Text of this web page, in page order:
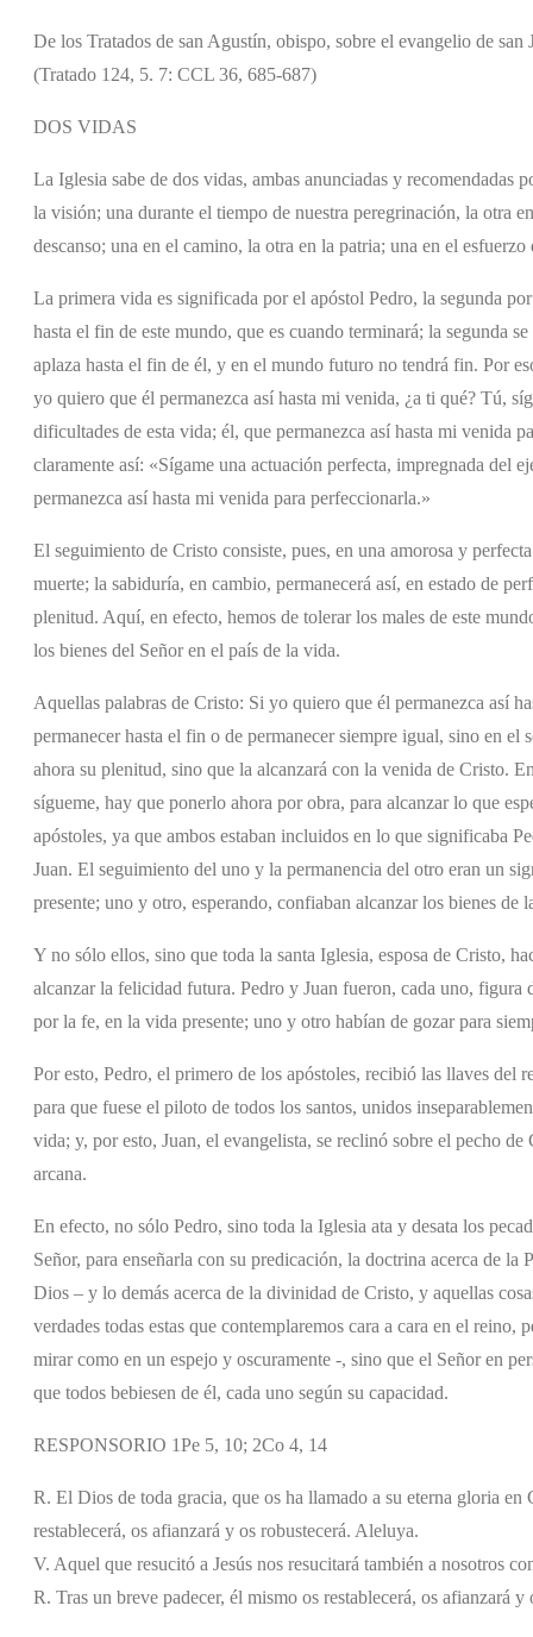
De los Tratados de san Agustín, obispo, sobre el evangelio de san
(Tratado 124, 5. 7: CCL 36, 685-687)
DOS VIDAS
La Iglesia sabe de dos vidas, ambas anunciadas y recomendadas
la visión; una durante el tiempo de nuestra peregrinación, la otra
descanso; una en el camino, la otra en la patria; una en el
La primera vida es significada por el apóstol Pedro, la segunda
hasta el fin de este mundo, que es cuando terminará; la segunda
aplaza hasta el fin de él, y en el mundo futuro no tendrá fin. Por
yo quiero que él permanezca así hasta mi venida, ¿a ti qué? Tú,
dificultades de esta vida; él, que permanezca así hasta mi venida
claramente así: «Sígame una actuación perfecta, impregnada del
permanezca así hasta mi venida para perfeccionarla.»
El seguimiento de Cristo consiste, pues, en una amorosa y
muerte; la sabiduría, en cambio, permanecerá así, en estado de
plenitud. Aquí, en efecto, hemos de tolerar los males de este
los bienes del Señor en el país de la vida.
Aquellas palabras de Cristo: Si yo quiero que él permanezca así
permanecer hasta el fin o de permanecer siempre igual, sino en el
ahora su plenitud, sino que la alcanzará con la venida de Cristo.
sígueme, hay que ponerlo ahora por obra, para alcanzar lo que
apóstoles, ya que ambos estaban incluidos en lo que significaba
Juan. El seguimiento del uno y la permanencia del otro eran un
presente; uno y otro, esperando, confiaban alcanzar los bienes de
Y no sólo ellos, sino que toda la santa Iglesia, esposa de Cristo,
alcanzar la felicidad futura. Pedro y Juan fueron, cada uno, figura
por la fe, en la vida presente; uno y otro habían de gozar para
Por esto, Pedro, el primero de los apóstoles, recibió las llaves del
para que fuese el piloto de todos los santos, unidos
vida; y, por esto, Juan, el evangelista, se reclinó sobre el pecho
arcana.
En efecto, no sólo Pedro, sino toda la Iglesia ata y desata los
Señor, para enseñarla con su predicación, la doctrina acerca de
Dios – y lo demás acerca de la divinidad de Cristo, y aquellas
verdades todas estas que contemplaremos cara a cara en el reino,
mirar como en un espejo y oscuramente -, sino que el Señor en
que todos bebiesen de él, cada uno según su capacidad.
RESPONSORIO 1Pe 5, 10; 2Co 4, 14
R. El Dios de toda gracia, que os ha llamado a su eterna gloria en
restablecerá, os afianzará y os robustecerá. Aleluya.
V. Aquel que resucitó a Jesús nos resucitará también a nosotros
R. Tras un breve padecer, él mismo os restablecerá, os afianzará